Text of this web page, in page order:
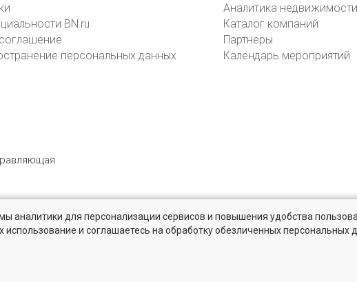
и агентств недвижимости
BN.ru
персональных данных
Аналитика недвижимости
Каталог компаний
Партнеры
Календарь мероприятий
Петербург, пр. Юрия Гагарина, 1 reklama@bn.ru
аналитики для персонализации сервисов и повышения удобства
и соглашаетесь на обработку обезличенных персональных